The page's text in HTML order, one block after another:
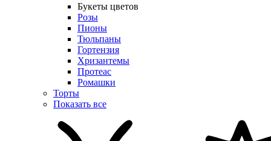
Букеты цветов
Розы
Пионы
Тюльпаны
Гортензия
Хризантемы
Протеас
Ромашки
Торты
Показать все